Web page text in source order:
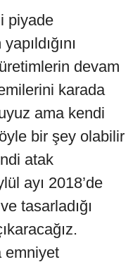
piyade
devam
karada
ama kendi
bir şey olabilir
atak
ayı 2018’de
tasarladığı
emniyet